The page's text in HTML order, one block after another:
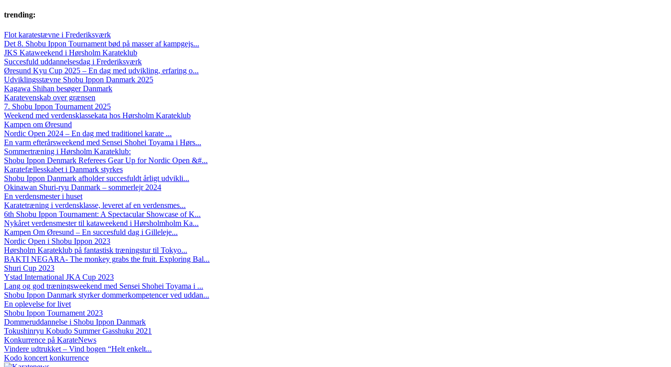
trending:
Flot karatestævne i Frederiksværk
Det 8. Shobu Ippon Tournament bød på masser af kampgejs...
JKS Kataweekend i Hørsholm Karateklub
Succesfuld uddannelsesdag i Frederiksværk
Øresund Kyu Cup 2025 – En dag med udvikling, erfaring o...
Udviklingsstævne Shobu Ippon Danmark 2025
Kagawa Shihan besøger Danmark
Karatevenskab over grænsen
7. Shobu Ippon Tournament 2025
Weekend med verdensklassekata hos Hørsholm Karateklub
Kampen om Øresund
Nordic Open 2024 – En dag med traditionel karate ...
En varm efterårsweekend med Sensei Shohei Toyama i Hørs...
Sommertræning i Hørsholm Karateklub:
Shobu Ippon Denmark Referees Gear Up for Nordic Open &#...
Karatefællesskabet i Danmark styrkes
Shobu Ippon Danmark afholder succesfuldt årligt udvikli...
Okinawan Shuri-ryu Danmark – sommerlejr 2024
En verdensmester i huset
Karatetræning i verdensklasse, leveret af en verdensmes...
6th Shobu Ippon Tournament: A Spectacular Showcase of K...
Nykåret verdensmester til kataweekend i Hørsholmholm Ka...
Kampen Om Øresund – En succesfuld dag i Gilleleje...
Nordic Open i Shobu Ippon 2023
Hørsholm Karateklub på fantastisk træningstur til Tokyo...
BAKTI NEGARA- The monkey grabs the fruit. Exploring Bal...
Shuri Cup 2023
Ystad International JKA Cup 2023
Lang og god træningsweekend med Sensei Shohei Toyama i ...
Shobu Ippon Danmark styrker dommerkompetencer ved uddan...
En oplevelse for livet
Shobu Ippon Tournament 2023
Dommeruddannelse i Shobu Ippon Danmark
Tokushinryu Kobudo Summer Gasshuku 2021
Konkurrence på KarateNews
Vindere udtrukket – Vind bogen “Helt enkelt...
Kodo koncert konkurrence